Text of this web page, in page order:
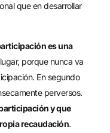
que en desarrollar
es una
porque nunca va
En segundo
perversos.
y que
recaudación.